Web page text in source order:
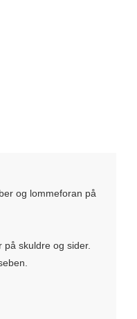
og lommeforan på
på skuldre og sider.